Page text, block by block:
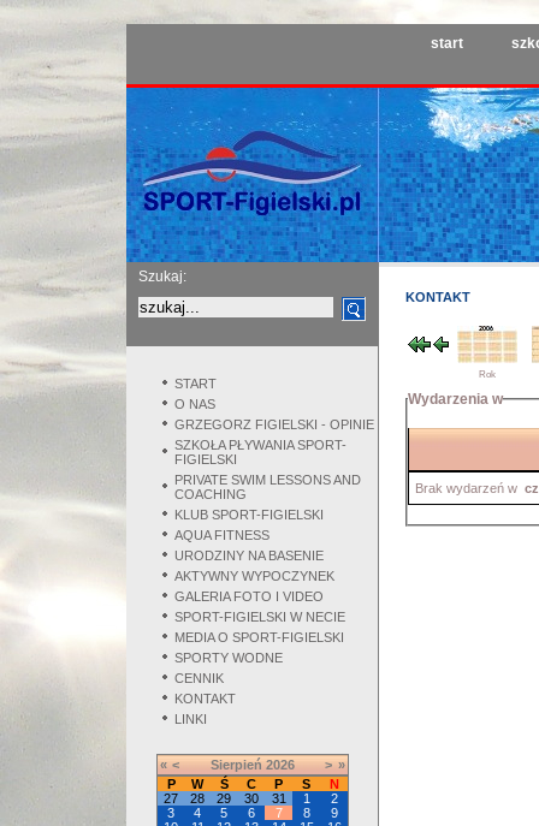
start
Szukaj:
START
O NAS
GRZEGORZ FIGIELSKI - OPINIE
SZKOŁA PŁYWANIA SPORT-
FIGIELSKI
PRIVATE SWIM LESSONS AND
COACHING
KLUB SPORT-FIGIELSKI
AQUA FITNESS
URODZINY NA BASENIE
AKTYWNY WYPOCZYNEK
GALERIA FOTO I VIDEO
SPORT-FIGIELSKI W NECIE
MEDIA O SPORT-FIGIELSKI
SPORTY WODNE
CENNIK
KONTAKT
LINKI
« < Sierpień 2026 > »
P
W Ś C P S
N
27
28 29 30 31 1
2
3
4 5 6 7 8
9
KONTAKT
Rok
Wydarzenia w
Brak wydarzeń w